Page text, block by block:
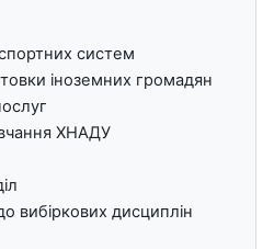
систем
іноземних громадян
ХНАДУ
вибіркових дисциплін